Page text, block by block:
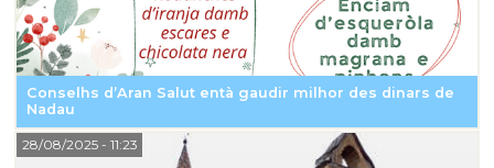
Conselhs d’Aran Salut entà gaudir milhor des dinars de
Nadau
28/08/2025- 11:23